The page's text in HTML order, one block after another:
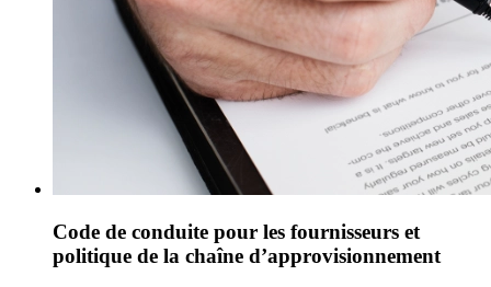
Code de conduite pour les fournisseurs et
politique de la chaîne d’approvisionnement